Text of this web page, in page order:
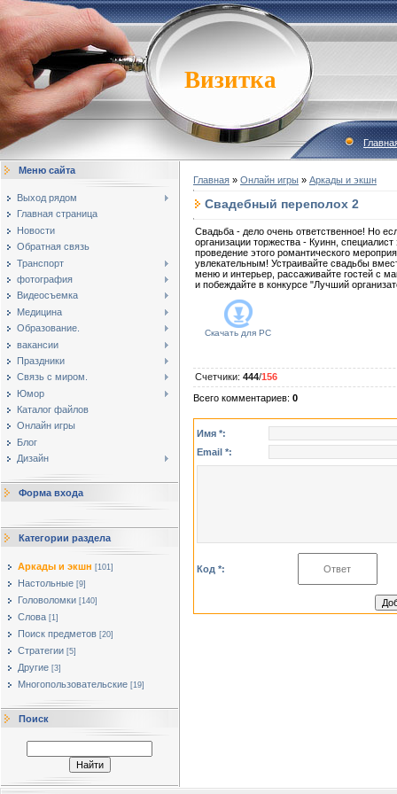
Визитка
Меню сайта
Выход рядом
Главная страница
Новости
Обратная связь
Транспорт
фотография
Видеосъемка
Медицина
Образование.
вакансии
Праздники
Связь с миром.
Юмор
Каталог файлов
Онлайн игры
Блог
Дизайн
Форма входа
Категории раздела
Аркады и экшн [101]
Настольные [9]
Головоломки [140]
Слова [1]
Поиск предметов [20]
Стратегии [5]
Другие [3]
Многопользовательские [19]
Поиск
Главная » Онлайн игры » Аркады и экшн
Свадебный переполох 2
Свадьба - дело очень ответственное! Но
организации торжества - Куинн, специалист
проведение этого романтического
увлекательным! Устраивайте свадьбы
меню и интерьер, рассаживайте гостей с
и побеждайте в конкурсе "Лучший
Скачать для PC
Счетчики: 444/156
Всего комментариев: 0
Имя *:
Email *:
Код *: